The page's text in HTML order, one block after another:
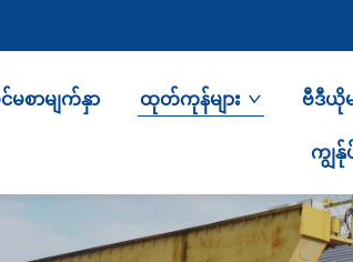
မစာမျက်နှာ ထုတ်ကုန်များ ဗီဒီယိုမ
ကျွ